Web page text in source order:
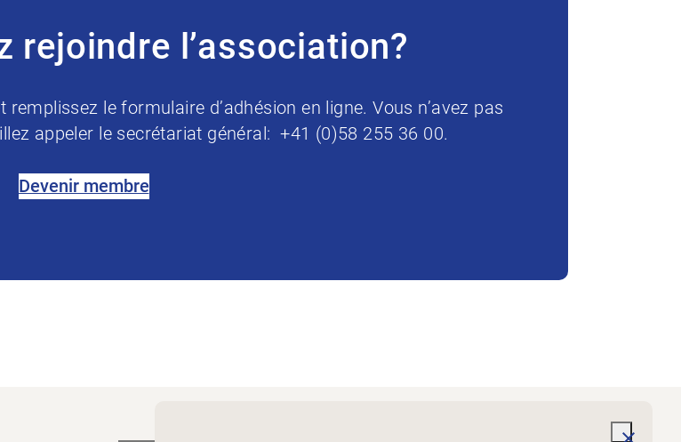
rejoindre l’association?
le formulaire d’adhésion en ligne. Vous n’avez pas
appeler le secrétariat général: +41 (0)58 255 36 00.
Devenir membre